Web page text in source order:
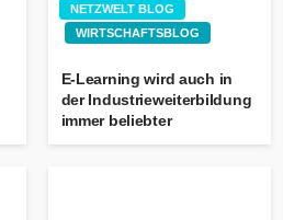
NETZWELT BLOG
WIRTSCHAFTSBLOG
E-Learning wird auch in
der Industrieweiterbildung
immer beliebter